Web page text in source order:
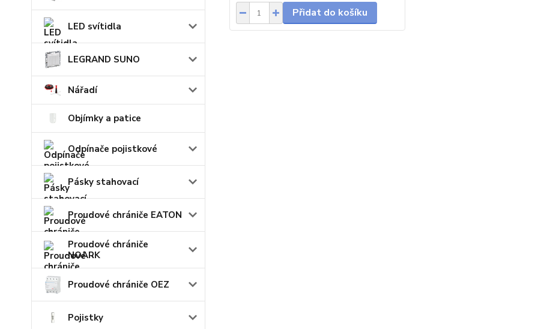
LED svítidla
LEGRAND SUNO
Nářadí
Objímky a patice
Odpínače pojistkové
Pásky stahovací
Proudové chrániče EATON
Proudové chrániče
NOARK
Proudové chrániče OEZ
Pojistky
Přidat do košíku